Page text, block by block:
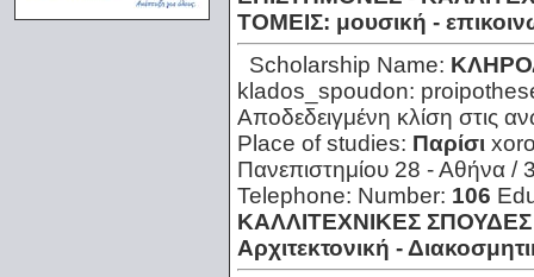
ΤΟΜΕΙΣ: μουσική -
Scholarship Name:
klados_spoudon:
Αποδεδειγμένη κλίση στις
Place of studies: Παρίσι
Πανεπιστημίου 28 - Αθήνα
Telephone: Number: 106
ΚΑΛΛΙΤΕΧΝΙΚΕΣ ΣΠΟΥΔΕΣ
Αρχιτεκτονική -